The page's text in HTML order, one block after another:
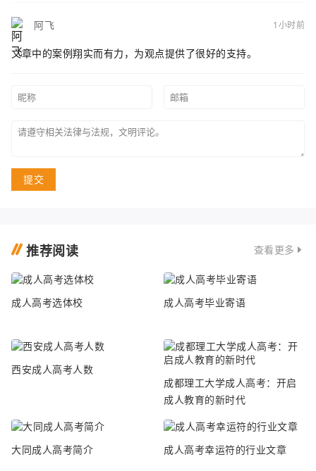
阿飞 1小时前
文章中的案例翔实而有力，为观点提供了很好的支持。
提交
推荐阅读 查看更多
成人高考选体校 成人高考毕业寄语
西安成人高考人数
成都理工大学成人高考：开启
成人教育的新时代
大同成人高考简介 成人高考幸运符的行业文章